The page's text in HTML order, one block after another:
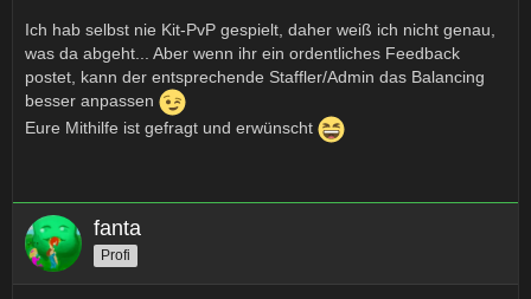
Ich hab selbst nie Kit-PvP gespielt, daher weiß ich nicht genau,
was da abgeht... Aber wenn ihr ein ordentliches Feedback
postet, kann der entsprechende Staffler/Admin das Balancing
besser anpassen
Eure Mithilfe ist gefragt und erwünscht
fanta
Profi